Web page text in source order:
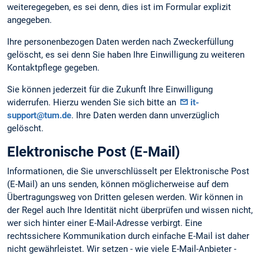
weiteregegeben, es sei denn, dies ist im Formular explizit
angegeben.
Ihre personenbezogen Daten werden nach Zweckerfüllung
gelöscht, es sei denn Sie haben Ihre Einwilligung zu weiteren
Kontaktpflege gegeben.
Sie können jederzeit für die Zukunft Ihre Einwilligung
widerrufen. Hierzu wenden Sie sich bitte an
it-
support@tum.de. Ihre Daten werden dann unverzüglich
gelöscht.
Elektronische Post (E-Mail)
Informationen, die Sie unverschlüsselt per Elektronische Post
(E-Mail) an uns senden, können möglicherweise auf dem
Übertragungsweg von Dritten gelesen werden. Wir können in
der Regel auch Ihre Identität nicht überprüfen und wissen nicht,
wer sich hinter einer E-Mail-Adresse verbirgt. Eine
rechtssichere Kommunikation durch einfache E-Mail ist daher
nicht gewährleistet. Wir setzen - wie viele E-Mail-Anbieter -